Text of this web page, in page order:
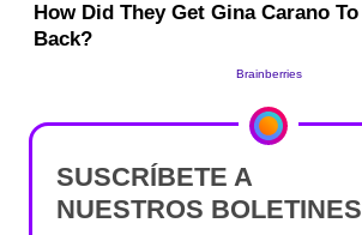
SUSCRÍBETE A
NUESTROS BOLETINES